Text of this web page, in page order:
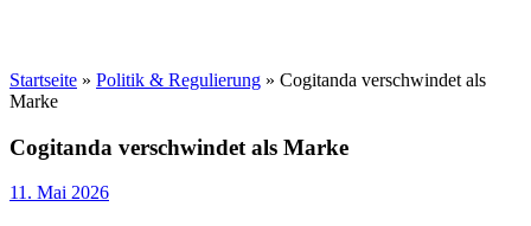
Startseite » Politik & Regulierung » Cogitanda verschwindet als
Marke
Cogitanda verschwindet als Marke
11. Mai 2026